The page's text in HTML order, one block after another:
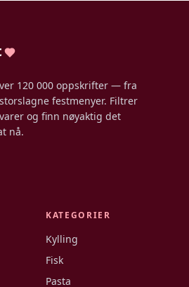
120 000 oppskrifter — fra
festmenyer. Filtrer
og finn nøyaktig det
nå.
KATEGORIER
Kylling
Fisk
Pasta